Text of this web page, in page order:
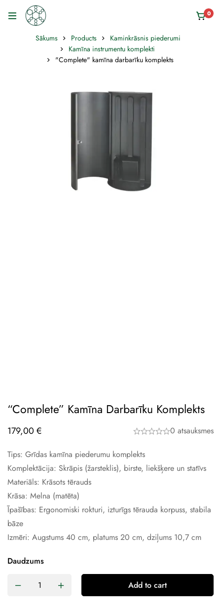
0
Sākums Products
Kaminkrāsnis piederumi
Kamīna instrumentu komplekti
"Complete" kamīna darbarīku komplekts
“Complete” Kamīna Darbarīku Komplekts
179,00 € 0 atsauksmes
Tips: Grīdas kamīna piederumu komplekts
Komplektācija: Skrāpis (žarsteklis), birste, liekšķere un statīvs
Materiāls: Krāsots tērauds
Krāsa: Melna (matēta)
Īpašības: Ergonomiski rokturi, izturīgs tērauda korpuss, stabila
bāze
Izmēri: Augstums 40 cm, platums 20 cm, dziļums 10,7 cm
Daudzums
Add to cart